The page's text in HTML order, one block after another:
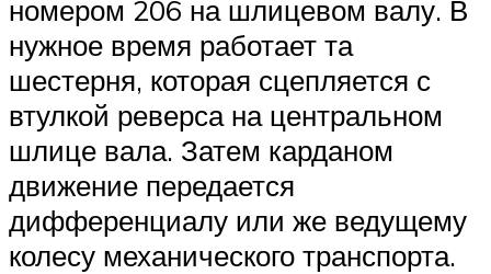
номером 206 на шлицевом валу. В
нужное время работает та
шестерня, которая сцепляется с
втулкой реверса на центральном
шлице вала. Затем карданом
движение передается
дифференциалу или же ведущему
колесу механического транспорта.